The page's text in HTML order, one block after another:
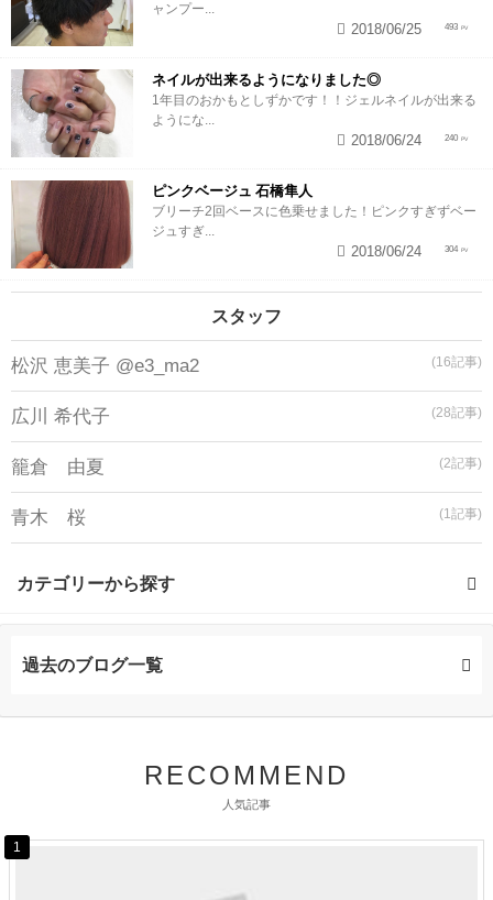
ャンプー...
493
2018/06/25
ネイルが出来るようになりました◎
1年目のおかもとしずかです！！ジェルネイルが出来る
ようにな...
240
2018/06/24
ピンクベージュ 石橋隼人
ブリーチ2回ベースに色乗せました！ピンクすぎずベー
ジュすぎ...
304
2018/06/24
スタッフ
松沢 恵美子 @e3_ma2 (16記事)
広川 希代子 (28記事)
籠倉 由夏 (2記事)
青木 桜 (1記事)
カテゴリーから探す
透明感カラーリング (1記事)
過去のブログ一覧
RECOMMEND
人気記事
1